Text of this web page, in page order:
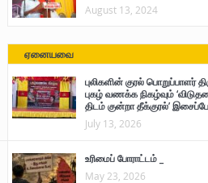
August 13, 2024
ஏனையவை
புலிகளின் குரல்
புகழ் வணக்க நிகழ்வும்
திடம் குன்றா தீக்குரல்’
July 13, 2026
உரிமைப் போராட்டம் _
May 23, 2026